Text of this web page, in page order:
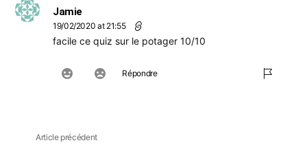
Jamie
19/02/2020 at 21:55
facile ce quiz sur le potager 10/10
Répondre
Article précédent